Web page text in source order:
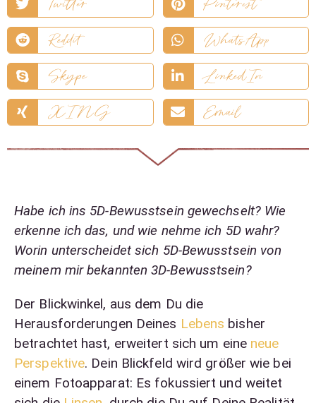
Twitter
Pinterest
Reddit
WhatsApp
Skype
LinkedIn
XING
Email
Habe ich ins 5D-Bewusstsein gewechselt? Wie
erkenne ich das, und wie nehme ich 5D wahr?
Worin unterscheidet sich 5D-Bewusstsein von
meinem mir bekannten 3D-Bewusstsein?
Der Blickwinkel, aus dem Du die
Herausforderungen Deines Lebens bisher
betrachtet hast, erweitert sich um eine neue
Perspektive. Dein Blickfeld wird größer wie bei
einem Fotoapparat: Es fokussiert und weitet